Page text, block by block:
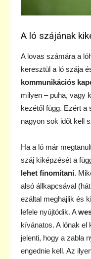
A ló szájának
A lovas számára a
keresztül a ló szája
kommunikációs
milyen – puha, vagy
kezétől függ. Ezért a
nagyon sok időt kell
Ha a ló már
száj kiképzését a
lehet finomítani.
alsó állkapcsával
ezáltal meghajlik és
lefele nyújtódik. A
kívánatos. A lónak el
jelenti, hogy a zabla
engednie kell. Az